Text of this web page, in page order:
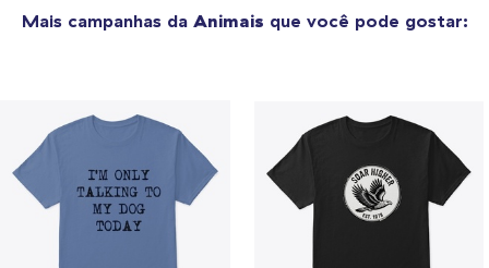
Mais campanhas da Animais que você pode gostar: